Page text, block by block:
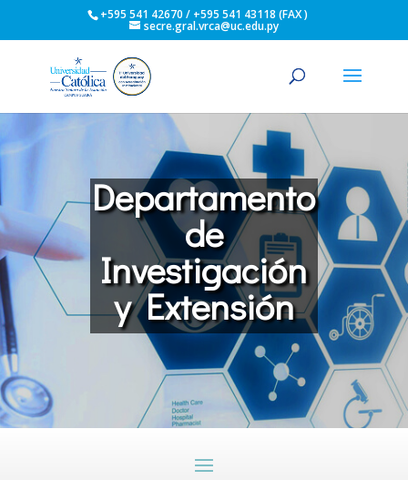
+595 541 42670 / +595 541 43118 (FAX )
secre.gral.vrca@uc.edu.py
Departamento
de
Investigación
y Extensión